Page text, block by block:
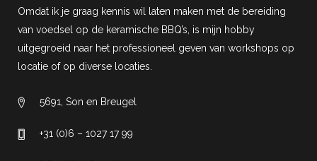
Omdat ik je graag kennis wil laten maken met de bereiding
van voedsel op de keramische BBQ’s, is mijn hobby
uitgegroeid naar het professioneel geven van workshops op
locatie of op diverse locaties.
5691, Son en Breugel
+31 (0)6 – 1027 17 99